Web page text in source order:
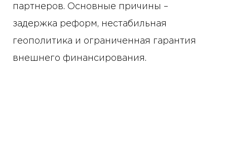
партнеров. Основные причины –
задержка реформ, нестабильная
геополитика и ограниченная гарантия
внешнего финансирования.